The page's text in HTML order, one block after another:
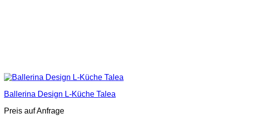
Ballerina Design L-Küche Talea
Preis auf Anfrage